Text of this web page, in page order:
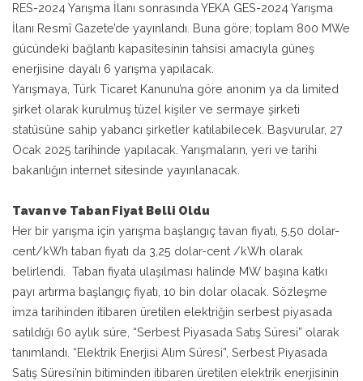
RES-2024 Yarışma İlanı sonrasında YEKA GES-2024 Yarışma
İlanı Resmî Gazete’de yayınlandı. Buna göre; toplam 800 MWe
gücündeki bağlantı kapasitesinin tahsisi amacıyla güneş
enerjisine dayalı 6 yarışma yapılacak.
Yarışmaya, Türk Ticaret Kanunu’na göre anonim ya da limited
şirket olarak kurulmuş tüzel kişiler ve sermaye şirketi
statüsüne sahip yabancı şirketler katılabilecek. Başvurular, 27
Ocak 2025 tarihinde yapılacak. Yarışmaların, yeri ve tarihi
bakanlığın internet sitesinde yayınlanacak.
Tavan ve Taban Fiyat Belli Oldu
Her bir yarışma için yarışma başlangıç tavan fiyatı, 5,50 dolar-
cent/kWh taban fiyatı da 3,25 dolar-cent /kWh olarak
belirlendi. Taban fiyata ulaşılması halinde MW başına katkı
payı artırma başlangıç fiyatı, 10 bin dolar olacak. Sözleşme
imza tarihinden itibaren üretilen elektriğin serbest piyasada
satıldığı 60 aylık süre, “Serbest Piyasada Satış Süresi” olarak
tanımlandı. “Elektrik Enerjisi Alım Süresi”, Serbest Piyasada
Satış Süresi’nin bitiminden itibaren üretilen elektrik enerjisinin